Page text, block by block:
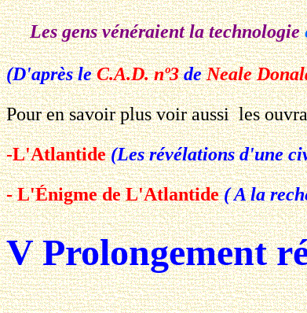
Les gens vénéraient la technologie
(D'après leC.A.D. nº3deNeale
Pour en savoir plus voir aussi les
-L'Atlantide (Les révélations d'une
- L'Énigme de L'Atlantide( A la
V Prolongement